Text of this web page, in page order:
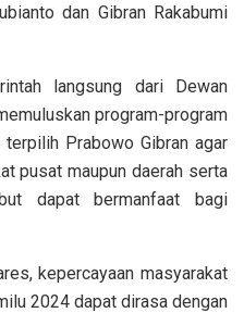
dan Gibran Rakabumi
langsung dari Dewan
program-program
Prabowo Gibran agar
pusat maupun daerah serta
dapat bermanfaat bagi
kepercayaan masyarakat
2024 dapat dirasa dengan